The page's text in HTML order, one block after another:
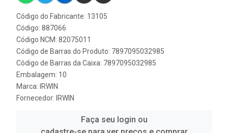
Código do Fabricante: 13105
Código: 887066
Código NCM: 82075011
Código de Barras do Produto: 7897095032985
Código de Barras da Caixa: 7897095032985
Embalagem: 10
Marca: IRWIN
Fornecedor: IRWIN
Faça seu login ou